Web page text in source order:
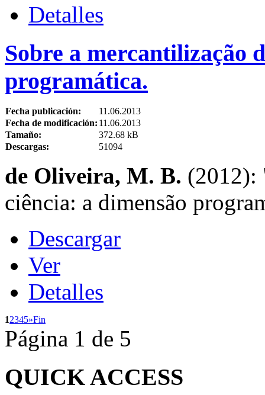
Detalles
Sobre a mercantilização
programática.
Fecha publicación:
11.06.2013
Fecha de modificación: 11.06.2013
Tamaño:
372.68 kB
Descargas:
51094
de Oliveira, M. B. (2012):
ciência: a dimensão
Descargar
Ver
Detalles
12345»Fin
Página 1 de 5
QUICKACCESS